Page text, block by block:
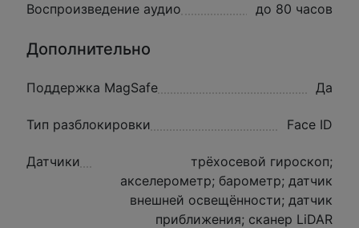
Воспроизведение аудио до 80 часов
Дополнительно
Поддержка MagSafe Да
Тип разблокировки Face ID
Датчики
трёхосевой гироскоп;
акселерометр; барометр; датчик
внешней освещённости; датчик
приближения; сканер LiDAR